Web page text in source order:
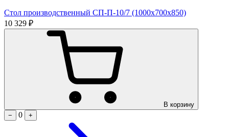
Стол производственный СП-П-10/7 (1000х700х850)
10 329 ₽
В корзину
−
0 +